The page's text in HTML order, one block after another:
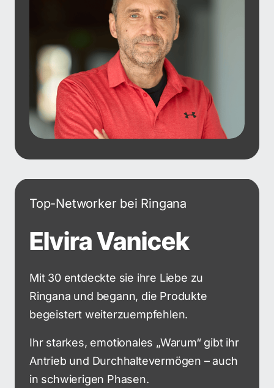
Top-Networker bei Ringana
Elvira Vanicek
Mit 30 entdeckte sie ihre Liebe zu
Ringana und begann, die Produkte
begeistert weiterzuempfehlen.
Ihr starkes, emotionales „Warum“ gibt ihr
Antrieb und Durchhaltevermögen – auch
in schwierigen Phasen.